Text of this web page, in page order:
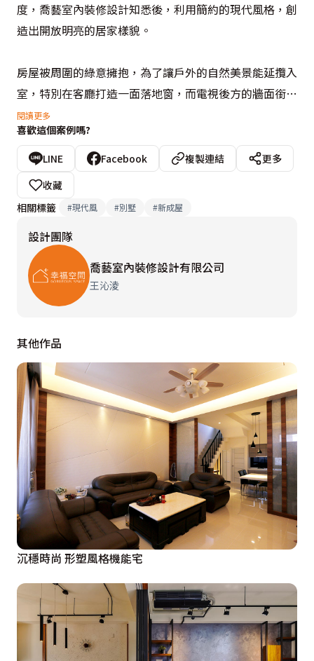
度，喬藝室內裝修設計知悉後，利用簡約的現代風格，創
造出開放明亮的居家樣貌。
房屋被周圍的綠意擁抱，為了讓戶外的自然美景能延攬入
室，特別在客廳打造一面落地窗，而電視後方的牆面銜接
窗景，讓光源遷移所形塑的自然風光，也能成為室內風格
的一部分；為了讓小孩在舒適的環境下成長，整體動線以
開放式為主，展現自由且寬敞之感；而滿足孩童的玩偶或
生活用品的收納也非常重要，因此從公領域到臥室皆充滿
系統櫃的設計，以加強整體的收納機能。
閱讀更多
喜歡這個案例嗎?
LINE Facebook 複製連結
更多
收藏
相關標籤
#現代風 #別墅 #新成屋
設計團隊
喬藝室內裝修設計有限公司
王沁淩
其他作品
沉穩時尚 形塑風格機能宅